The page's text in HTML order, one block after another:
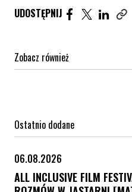
UDOSTĘPNIJ Udostępnij
Zobacz również
Ostatnio dodane
06.08.2026
ALL INCLUSIVE FILM